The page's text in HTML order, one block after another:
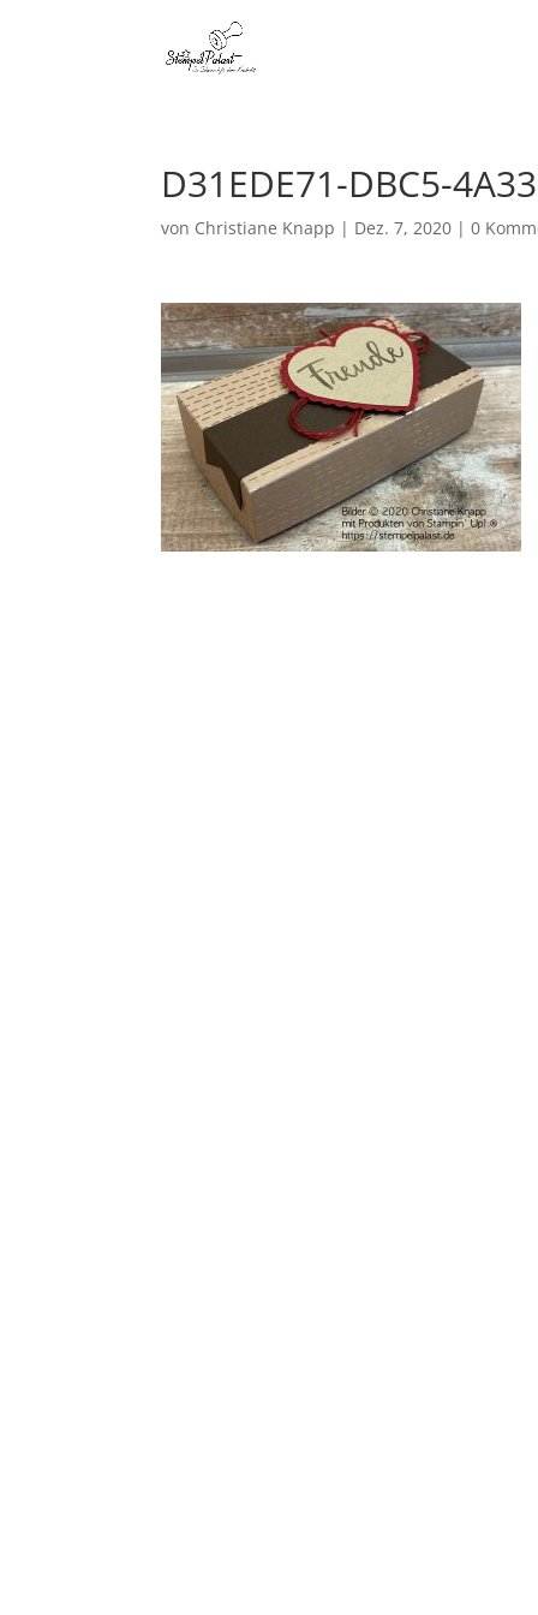
D31EDE71-DBC5-
von Christiane Knapp | Dez. 7, 2020 |0